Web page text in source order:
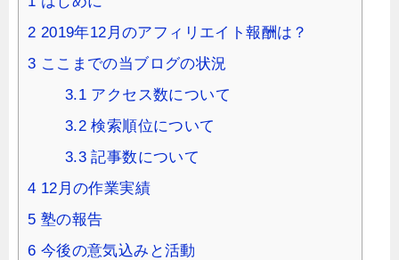
2 2019年12月のアフィリエイト報酬は？
3 ここまでの当ブログの状況
3.1 アクセス数について
3.2 検索順位について
3.3 記事数について
4 12月の作業実績
5 塾の報告
6 今後の意気込みと活動